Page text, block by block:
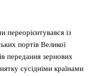
переорієнтувався із
портів Великої
передання зернових
сусідніми країнами